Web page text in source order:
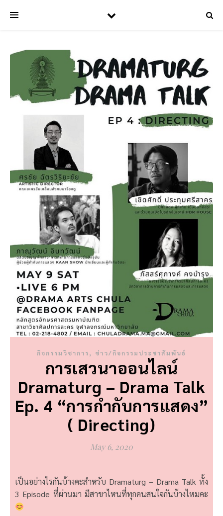
กิจกรรมวิชาการ, ข่าว/กิจกรรมประชาสัมพันธ์
การเสวนาออนไลน์
Dramaturg – Drama Talk
Ep. 4 “การกำกับการแสดง”
( Directing)
May 6, 2020
เป็นอย่างไรกันบ้างคะสำหรับ Dramaturg – Drama Talk ทั้ง
3 Episode ที่ผ่านมา มีสาขาไหนที่ทุกคนสนใจกันบ้างไหมคะ